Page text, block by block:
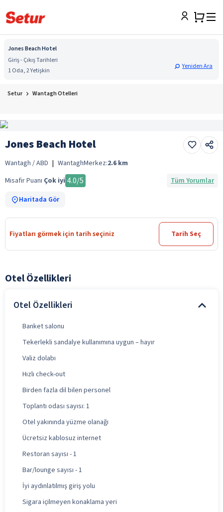
Jones Beach Hotel
Giriş - Çıkış Tarihleri
1 Oda, 2 Yetişkin
Yeniden Ara
Setur Wantagh Otelleri
Jones Beach Hotel
Wantagh / ABD | WantaghMerkez:2.6 km
Misafir Puanı Çok iyi 4.0/5
Tüm Yorumlar
Haritada Gör
Fiyatları görmek için tarih seçiniz Tarih Seç
Otel Özellikleri
Otel Özellikleri
Banket salonu
Tekerlekli sandalye kullanımına uygun – hayır
Valiz dolabı
Hızlı check-out
Birden fazla dil bilen personel
Toplantı odası sayısı: 1
Otel yakınında yüzme olanağı
Ücretsiz kablosuz internet
Restoran sayısı - 1
Bar/lounge sayısı - 1
İyi aydınlatılmış giriş yolu
Sigara içilmeyen konaklama yeri